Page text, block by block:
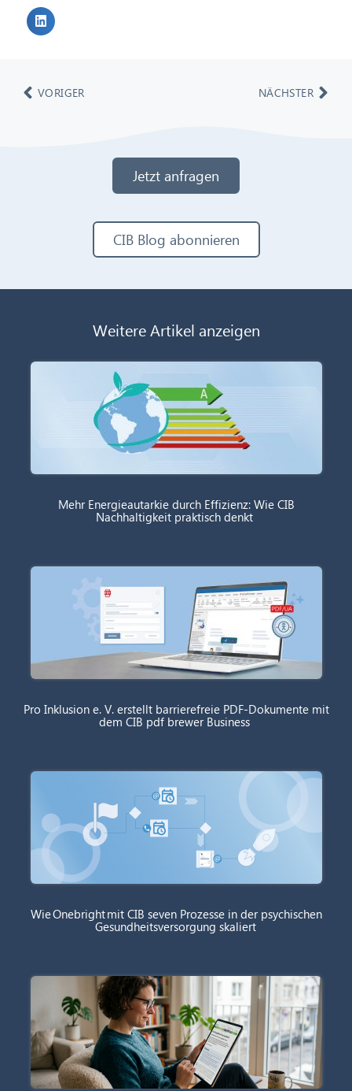
VORIGER NÄCHSTER
Jetzt anfragen
CIB Blog abonnieren
Weitere Artikel anzeigen
Mehr Energieautarkie durch Effizienz: Wie CIB
Nachhaltigkeit praktisch denkt
Pro Inklusion e. V. erstellt barrierefreie PDF-Dokumente mit
dem CIB pdf brewer Business
Wie Onebright mit CIB seven Prozesse in der psychischen
Gesundheitsversorgung skaliert